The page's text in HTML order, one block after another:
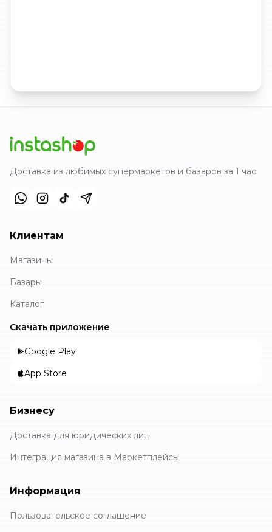
Доставка из любимых супермаркетов и базаров за 1 час
Клиентам
Магазины
Базары
Каталог
Скачать приложение
Google Play
App Store
Бизнесу
Доставка для юридических лиц
Интеграция магазина в Маркетплейсы
Информация
Пользовательское соглашение